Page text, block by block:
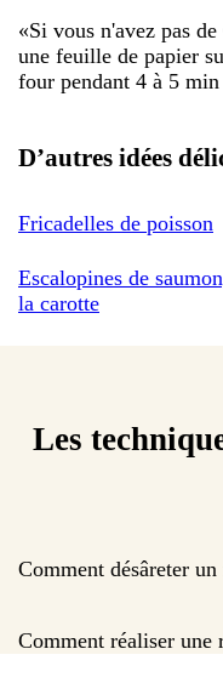
«Si vous n'avez pas
une feuille de papier
four pendant 4 à 5
D’autres idées
Fricadelles de poisson
Escalopines de
la carotte
Les
Comment désâreter
Comment réaliser une